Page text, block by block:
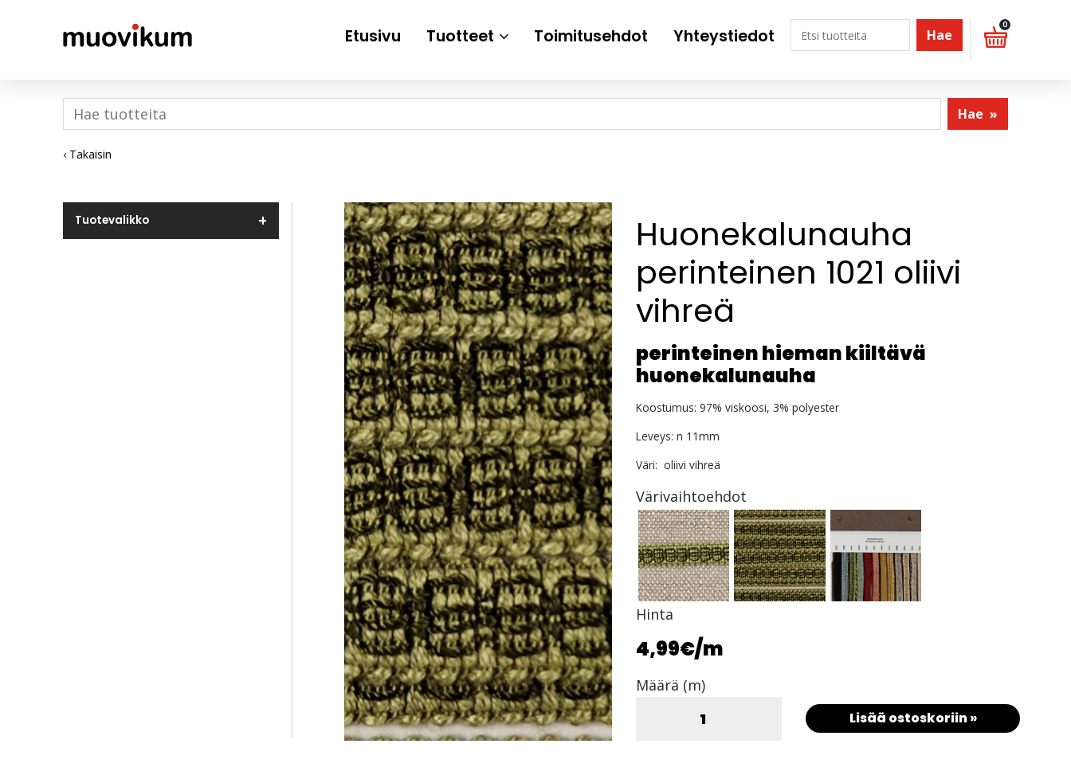
Etusivu Tuotteet Toimitusehdot Yhteystiedot Hae
0
Hae »
‹ Takaisin
Tuotevalikko
Huonekalunauha
perinteinen 1021 oliivi
vihreä
perinteinen hieman kiiltävä
huonekalunauha
Koostumus: 97% viskoosi, 3% polyester
Leveys: n 11mm
Väri: oliivi vihreä
Värivaihtoehdot
Hinta
4,99€/m
Määrä (m)
Lisää ostoskoriin »